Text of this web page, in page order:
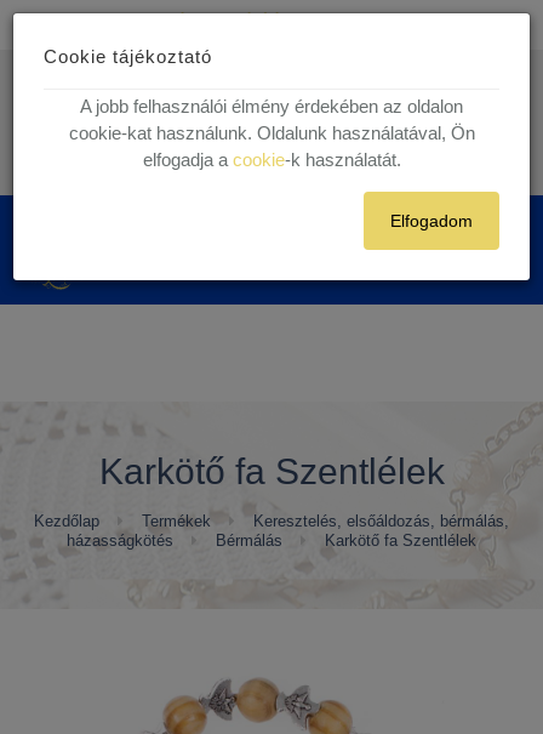
1 munkanapos házhoz szállítás!
+36 (70) 631 29 82 | +36 ( 1 ) 201 29 82
Belépés Regisztráció
0
Karkötő fa Szentlélek
Kezdőlap Termékek
Keresztelés, elsőáldozás, bérmálás,
házasságkötés
Bérmálás Karkötő fa Szentlélek
Cookie tájékoztató
A jobb felhasználói élmény érdekében az oldalon
cookie-kat használunk. Oldalunk használatával, Ön
elfogadja a cookie-k használatát.
Elfogadom